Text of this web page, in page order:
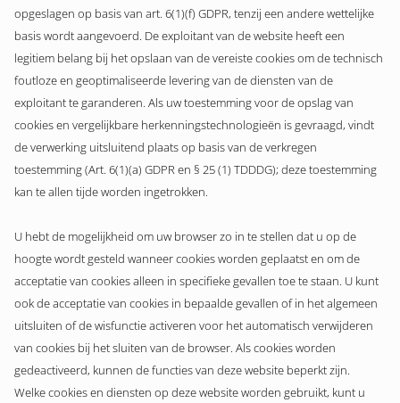
opgeslagen op basis van art. 6(1)(f) GDPR, tenzij een andere wettelijke
basis wordt aangevoerd. De exploitant van de website heeft een
legitiem belang bij het opslaan van de vereiste cookies om de technisch
foutloze en geoptimaliseerde levering van de diensten van de
exploitant te garanderen. Als uw toestemming voor de opslag van
cookies en vergelijkbare herkenningstechnologieën is gevraagd, vindt
de verwerking uitsluitend plaats op basis van de verkregen
toestemming (Art. 6(1)(a) GDPR en § 25 (1) TDDDG); deze toestemming
kan te allen tijde worden ingetrokken.
U hebt de mogelijkheid om uw browser zo in te stellen dat u op de
hoogte wordt gesteld wanneer cookies worden geplaatst en om de
acceptatie van cookies alleen in specifieke gevallen toe te staan. U kunt
ook de acceptatie van cookies in bepaalde gevallen of in het algemeen
uitsluiten of de wisfunctie activeren voor het automatisch verwijderen
van cookies bij het sluiten van de browser. Als cookies worden
gedeactiveerd, kunnen de functies van deze website beperkt zijn.
Welke cookies en diensten op deze website worden gebruikt, kunt u